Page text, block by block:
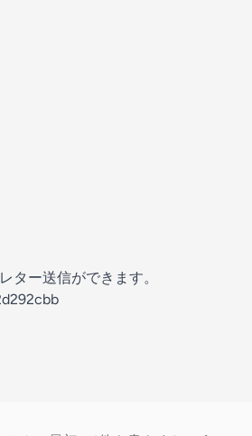
ター送信ができます。